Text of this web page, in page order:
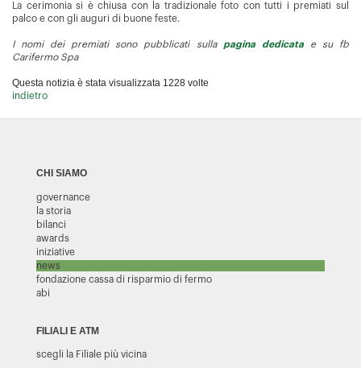
La cerimonia si è chiusa con la tradizionale foto con tutti i premiati sul
palco e con gli auguri di buone feste.
I nomi dei premiati sono pubblicati sulla pagina dedicatae su fb
Carifermo Spa
Questa notizia è stata visualizzata 1228 volte
indietro
CHI SIAMO
governance
la storia
bilanci
awards
iniziative
news
fondazione cassa di risparmio di fermo
abi
FILIALI E ATM
scegli la Filiale più vicina